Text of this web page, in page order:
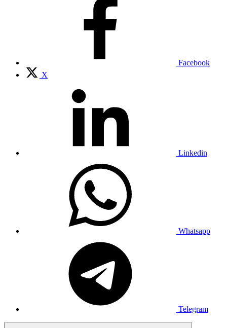
Facebook
X
Linkedin
Whatsapp
Telegram